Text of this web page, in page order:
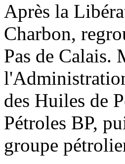
Après la
Charbon,
Pas de Calais.
des Huiles de
Pétroles BP,
groupe